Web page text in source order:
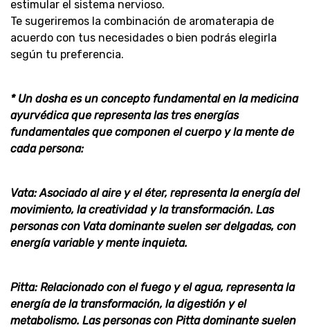
estimular el sistema nervioso.
Te sugeriremos la combinación de aromaterapia de
acuerdo con tus necesidades o bien podrás elegirla
según tu preferencia.
* Un dosha es un concepto fundamental en la medicina
ayurvédica que representa las tres energías
fundamentales que componen el cuerpo y la mente de
cada persona:
Vata: Asociado al aire y el éter, representa la energía del
movimiento, la creatividad y la transformación. Las
personas con Vata dominante suelen ser delgadas, con
energía variable y mente inquieta.
Pitta: Relacionado con el fuego y el agua, representa la
energía de la transformación, la digestión y el
metabolismo. Las personas con Pitta dominante suelen